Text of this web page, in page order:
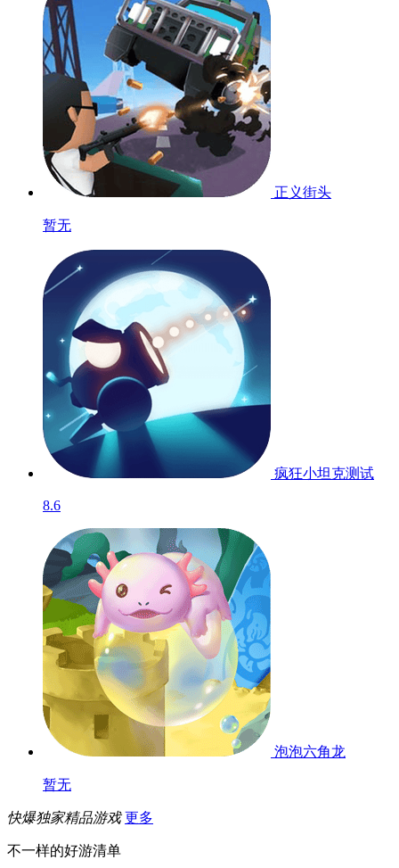
正义街头
暂无
疯狂小坦克测试
8.6
泡泡六角龙
暂无
快爆独家精品游戏 更多
不一样的好游清单